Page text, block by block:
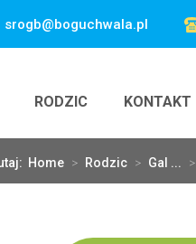
srogb@boguchwala.pl
RODZIC KONTAKT
Home > Rodzic > Gal ... >